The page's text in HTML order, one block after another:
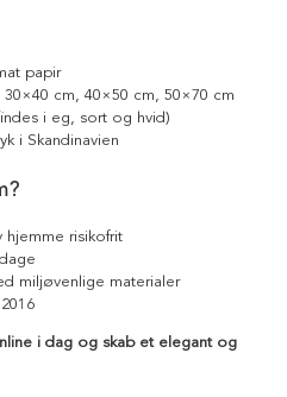
papir
30×40 cm, 40×50 cm, 50×70 cm
i eg, sort og hvid)
i Skandinavien
risikofrit
miljøvenlige materialer
i dag og skab et elegant og